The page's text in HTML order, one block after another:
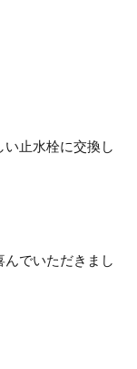
い止水栓に交換し
でいただきまし